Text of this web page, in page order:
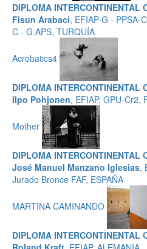
DIPLOMA INTERCONTINENTAL
Fisun Arabaci, EFIAP-G - PPSA-
C - G.APS, TURQUÍA
Acrobatics4
DIPLOMA INTERCONTINENTAL
Ilpo Pohjonen, EFIAP, GPU-Cr2,
Mother
DIPLOMA INTERCONTINENTAL
José Manuel Manzano Iglesias,
Jurado Bronce FAF, ESPAÑA
MARTINA CAMINANDO
DIPLOMA INTERCONTINENTAL